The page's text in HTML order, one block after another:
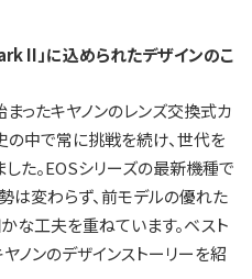
II」に込められたデザインのこ
ったキヤノンのレンズ交換式カ
の中で常に挑戦を続け、世代を
た。EOSシリーズの最新機種で
は変わらず、前モデルの優れた
な工夫を重ねています。ベスト
ノンのデザインストーリーを紹